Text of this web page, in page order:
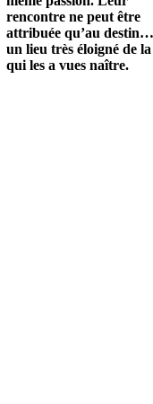
rencontre ne peut être
attribuée qu’au
un lieu très éloigné de
qui les a vues naître.